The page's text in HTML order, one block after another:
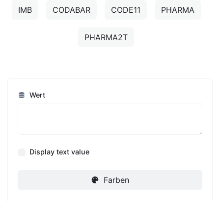
IMB CODABAR CODE11 PHARMA
PHARMA2T
Wert
Display text value
Farben